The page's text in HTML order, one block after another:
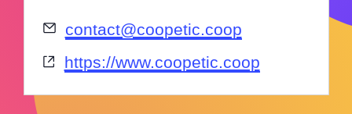
Email
contact@coopetic.coop
Site
web
https://www.coopetic.coop